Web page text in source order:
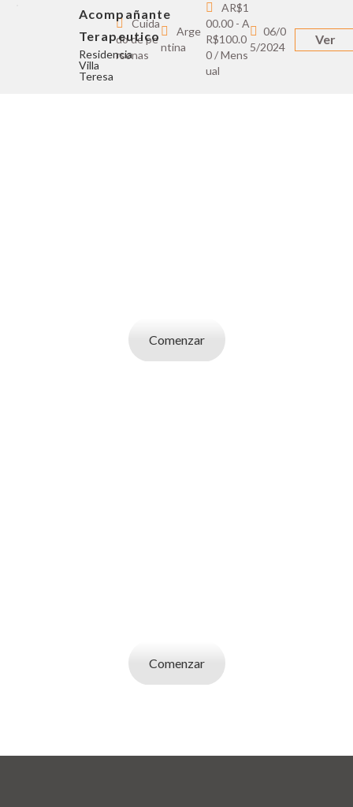
Acompañante
Terapeutico
Residencia
Villa
Teresa
Cuida
do de pe
rsonas
Arge
ntina
AR$1
00.00 - A
R$100.0
0 / Mens
ual
06/0
5/2024
Ver
Comenzar
Comenzar